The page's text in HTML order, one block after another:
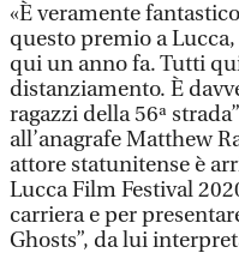
«È veramente
questo premio a
qui un anno fa. Tutti
distanziamento. È
ragazzi della 56ª
all’anagrafe Matthew
attore statunitense è
Lucca Film Festival
carriera e per
Ghosts”, da lui